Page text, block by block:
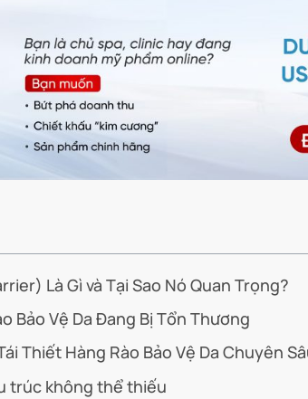
Là Gì và Tại Sao Nó Quan Trọng?
Bảo Vệ Da Đang Bị Tổn Thương
Thiết Hàng Rào Bảo Vệ Da Chuyên
trúc không thể thiếu